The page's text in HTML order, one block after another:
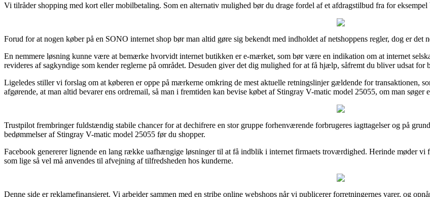
Vi tilråder shopping med kort eller mobilbetaling. Som en alternativ mulighed bør du drage fordel af et afdragstilbud fra for
Forud for at nogen køber på en SONO internet shop bør man altid gøre sig bekendt med indholdet af netshoppens regler, dog er det
En nemmere løsning kunne være at bemærke hvorvidt internet butikken er e-mærket, som bør være en indikation om at internet
revideres af sagkyndige som kender reglerne på området. Desuden giver det dig mulighed for at få hjælp, såfremt du bliver udsat for
Ligeledes stiller vi forslag om at køberen er oppe på mærkerne omkring de mest aktuelle retningslinjer gældende for transaktionen,
afgørende, at man altid bevarer ens ordremail, så man i fremtiden kan bevise købet af Stingray V-matic model 25055, om man søger
Trustpilot frembringer fuldstændig stabile chancer for at dechifrere en stor gruppe forhenværende forbrugeres iagttagelser og på
bedømmelser af Stingray V-matic model 25055 før du shopper.
Facebook genererer lignende en lang række uafhængige løsninger til at få indblik i internet firmaets troværdighed. Herinde møder vi
som lige så vel må anvendes til afvejning af tilfredsheden hos kunderne.
Denne side er reklamefinansieret. Vi arbejder sammen med en stribe online webshops når vi publicerer forretningernes varer, og